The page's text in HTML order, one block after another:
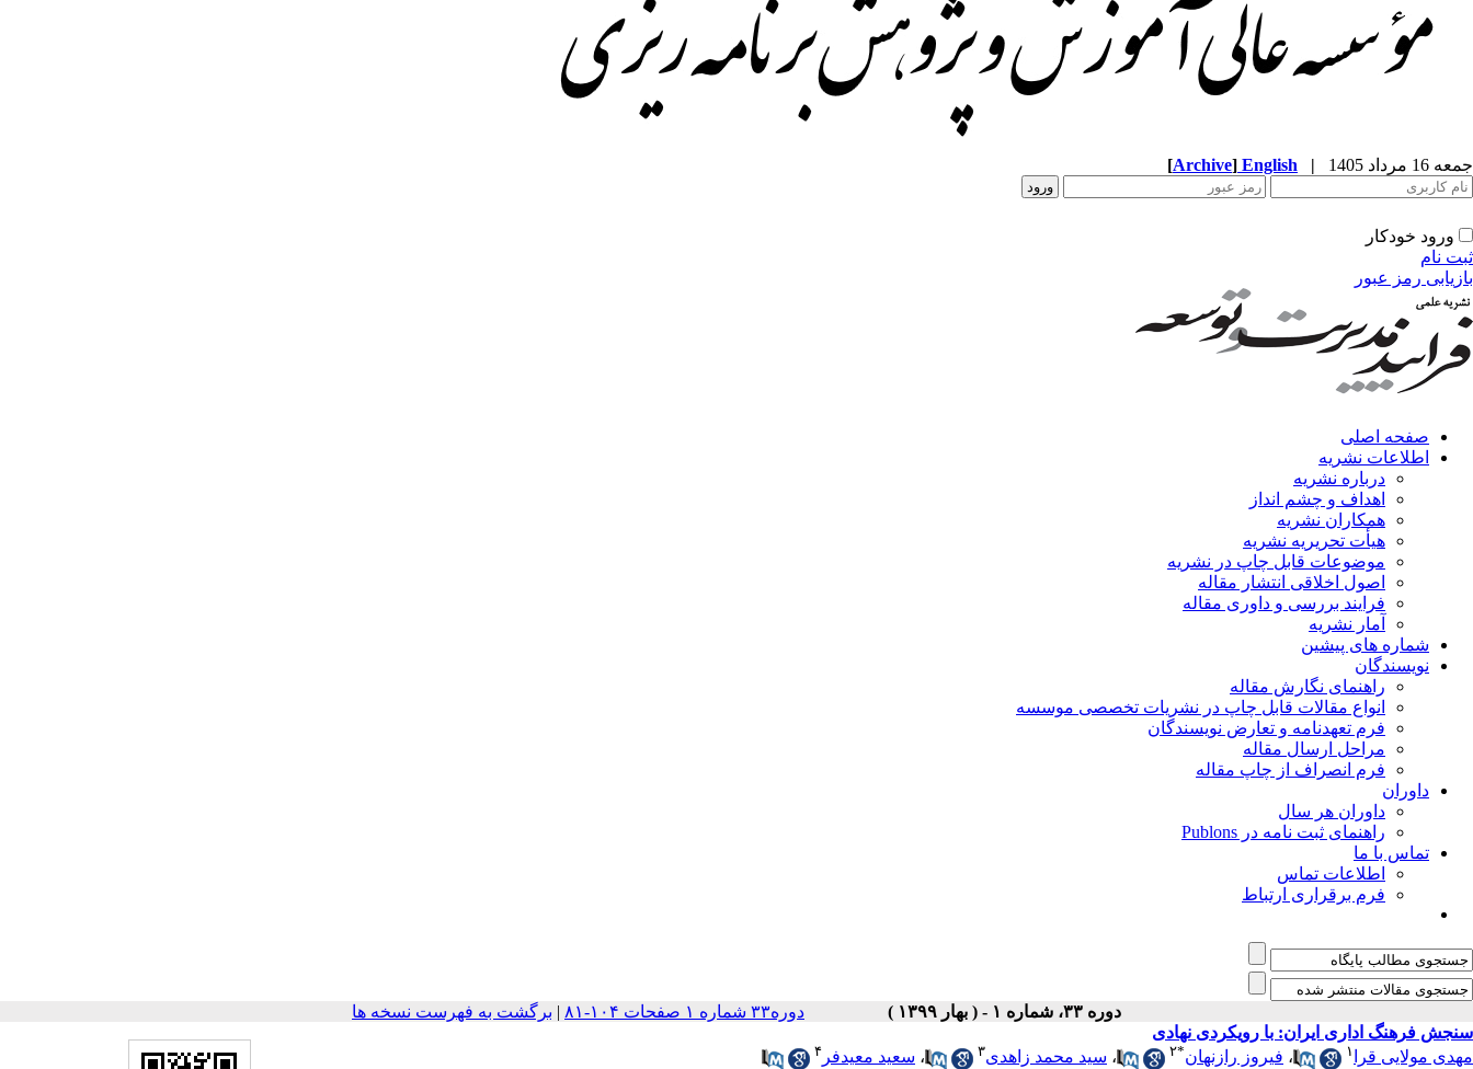
جمعه 16 مرداد 1405 |
English
[Archive]
ورود خودکار
ثبت نام
بازیابی رمز عبور
صفحه اصلی
اطلاعات نشریه
درباره نشریه
اهداف و چشم انداز
همکاران نشریه
هیأت تحریریه نشریه
موضوعات قابل چاپ در نشریه
اصول اخلاقی انتشار مقاله
فرایند بررسی و داوری مقاله
آمار نشریه
شماره های پیشین
نویسندگان
راهنمای نگارش مقاله
انواع مقالات قابل چاپ در نشریات تخصصی موسسه
فرم تعهدنامه و تعارض نویسندگان
مراحل ارسال مقاله
فرم انصراف از چاپ مقاله
داوران
داوران هر سال
راهنمای ثبت نامه در Publons
تماس با ما
اطلاعات تماس
فرم برقراری ارتباط
دوره ۳۳، شماره ۱ - ( بهار ۱۳۹۹ ) دوره۳۳ شماره ۱ صفحات ۱۰۴-۸۱ | برگشت به فهرست نسخه ها
سنجش فرهنگ اداری ایران: با رویکردی نهادی
مهدی مولایی قرا
۱ ، فیروز رازنهان*۲ ، سید محمد زاهدی۳ ، سعید معیدفر ۴